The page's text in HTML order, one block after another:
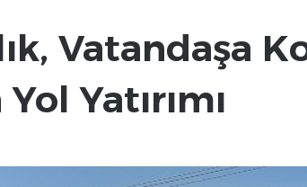
Vatandaşa
Yatırımı